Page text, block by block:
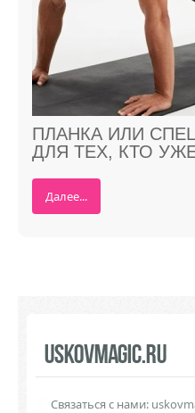
ПЛАНКА ИЛИ
ДЛЯ ТЕХ, КТО
Далее...
USKOVMAGIC.RU
Связаться с нами: